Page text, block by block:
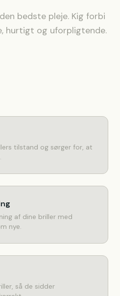
bedste pleje. Kig forbi
hurtigt og uforpligtende.
tilstand og sørger for, at
af dine briller med
nye.
så de sidder